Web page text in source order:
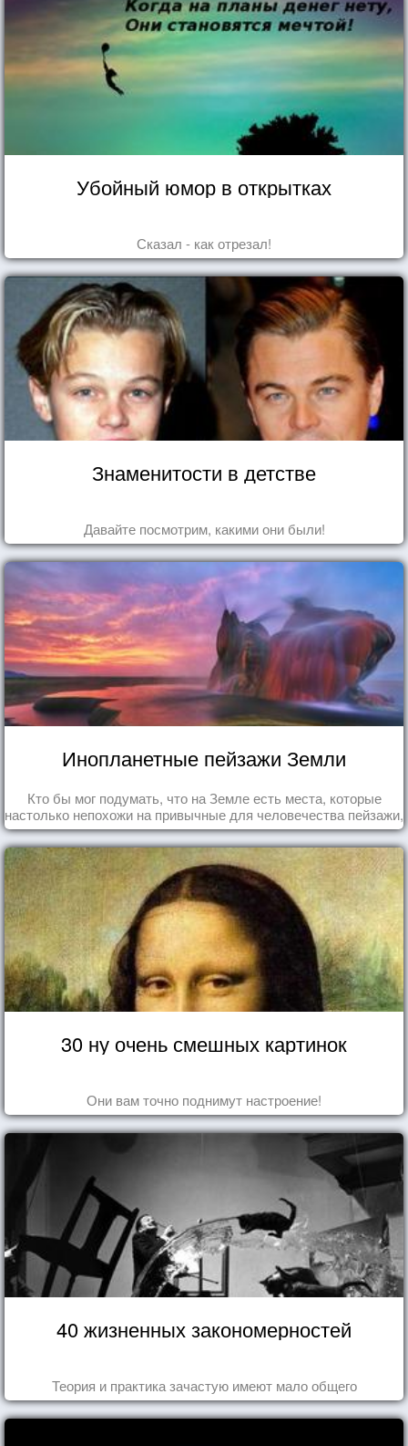
Убойный юмор в открытках
Сказал - как отрезал!
Знаменитости в детстве
Давайте посмотрим, какими они были!
Инопланетные пейзажи Земли
Кто бы мог подумать, что на Земле есть места, которые
настолько непохожи на привычные для человечества пейзажи,
что кажутся и вовсе инопланетными!
30 ну очень смешных картинок
Они вам точно поднимут настроение!
40 жизненных закономерностей
Теория и практика зачастую имеют мало общего